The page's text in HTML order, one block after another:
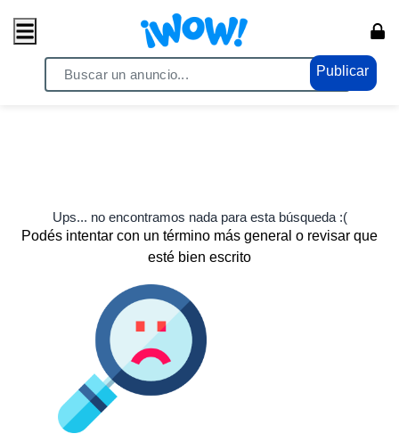
Publicar
Ups... no encontramos nada para esta búsqueda :(
Podés intentar con un término más general o revisar que
esté bien escrito